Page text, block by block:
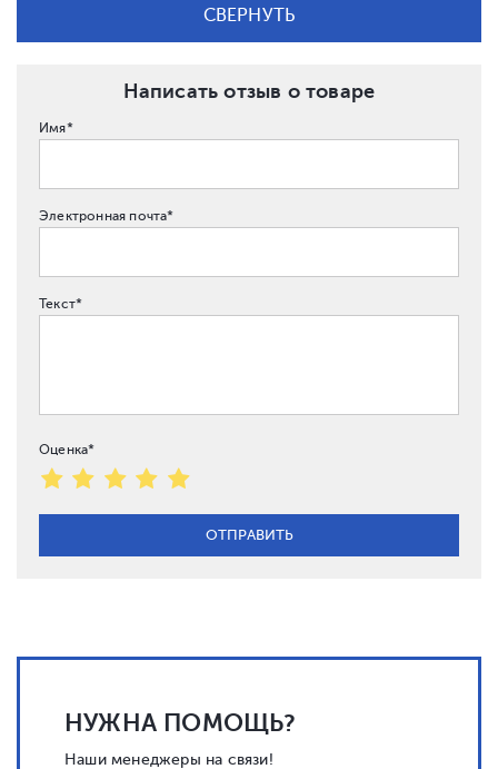
СВЕРНУТЬ
Написать отзыв о товаре
Имя*
Электронная почта*
Текст*
Оценка*
НУЖНА ПОМОЩЬ?
Наши менеджеры на связи!